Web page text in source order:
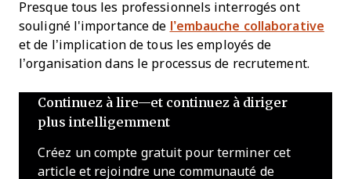
Presque tous les professionnels interrogés ont
souligné l'importance de l’embauche collaborative
et de l’implication de tous les employés de
l’organisation dans le processus de recrutement.
Continuez à lire—et continuez à diriger
plus intelligemment
Créez un compte gratuit pour terminer cet
article et rejoindre une communauté de